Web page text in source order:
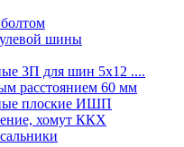
шины
3П для шин 5х12 ....
расстоянием 60 мм
плоские ИШП
хомут ККХ